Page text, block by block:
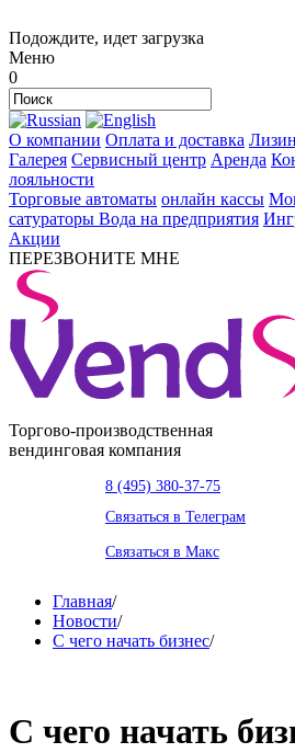
Подождите, идет загрузка
Меню
0
О компании Оплата и доставка
Галерея Сервисный центр Аренда
лояльности
Торговые автоматы онлайн кассы
сатураторы Вода на предприятия
Акции
ПЕРЕЗВОНИТЕ МНЕ
Торгово-производственная
вендинговая компания
8 (495) 380-37-75
Связаться в Телеграм
Связаться в Макс
Главная/
Новости/
С чего начать бизнес/
С чего начать